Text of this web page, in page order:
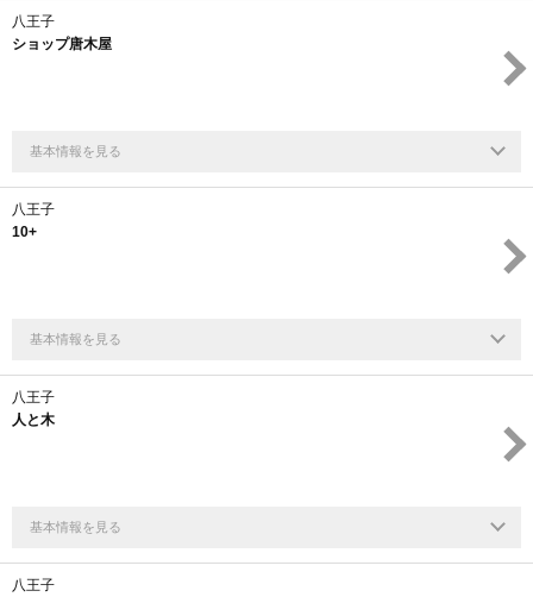
八王子
ショップ唐木屋
基本情報を見る
八王子
10+
基本情報を見る
八王子
人と木
基本情報を見る
八王子